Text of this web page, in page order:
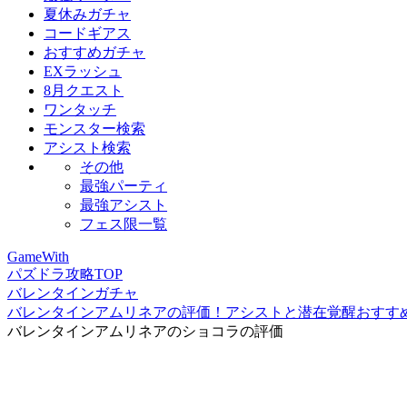
夏休みガチャ
コードギアス
おすすめガチャ
EXラッシュ
8月クエスト
ワンタッチ
モンスター検索
アシスト検索
その他
最強パーティ
最強アシスト
フェス限一覧
GameWith
パズドラ攻略TOP
バレンタインガチャ
バレンタインアムリネアの評価！アシストと潜在覚醒おすす
バレンタインアムリネアのショコラの評価